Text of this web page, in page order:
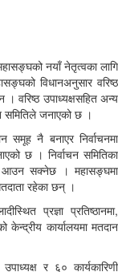
नयाँ नेतृत्वका लागि
विधानअनुसार वरिष्ठ
वरिष्ठ उपाध्यक्षसहित अन्य
समितिले जनाएको छ ।
समूह नै बनाएर निर्वाचनमा
छ । निर्वाचन समितिका
सक्नेछ । महासङ्घमा
रहेका छन् ।
प्रज्ञा प्रतिष्ठानमा,
केन्द्रीय कार्यालयमा मतदान
र ६० कार्यकारिणी